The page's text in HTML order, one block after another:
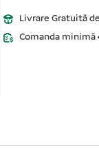
Livrare Gratuită
Comanda minimă